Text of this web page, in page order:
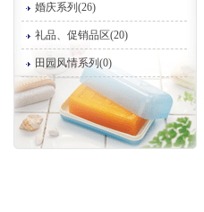
婚庆系列(26)
礼品、促销品区(20)
田园风情系列(0)